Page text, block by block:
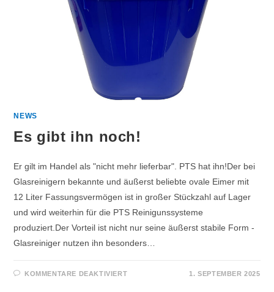
NEWS
Es gibt ihn noch!
Er gilt im Handel als "nicht mehr lieferbar". PTS hat ihn!Der bei
Glasreinigern bekannte und äußerst beliebte ovale Eimer mit
12 Liter Fassungsvermögen ist in großer Stückzahl auf Lager
und wird weiterhin für die PTS Reinigunssysteme
produziert.Der Vorteil ist nicht nur seine äußerst stabile Form -
Glasreiniger nutzen ihn besonders…
KOMMENTARE DEAKTIVIERT 1. SEPTEMBER 2025